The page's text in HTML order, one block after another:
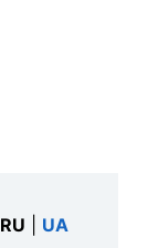
RU UA